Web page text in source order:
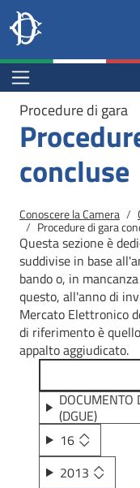
Salta al contenuto
Salta al menu di
Site
header
block
Camera dei deputati
Menu Bar block
Procedure di gara
concluse
Briciole di pane
Conoscere la Camera
Procedure di gara
Questa sezione è
suddivise in base
bando o, in
questo, all'anno di
Mercato Elettronico
di riferimento è
appalto aggiudicato.
DOCUMENTO
(DGUE)
16
2013
Fine pagina
Salta al contenuto
Salta al menu di
Vai a inizio pagina